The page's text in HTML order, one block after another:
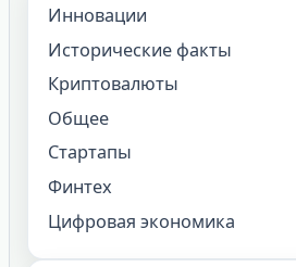
Инновации
Исторические факты
Криптовалюты
Общее
Стартапы
Финтех
Цифровая экономика